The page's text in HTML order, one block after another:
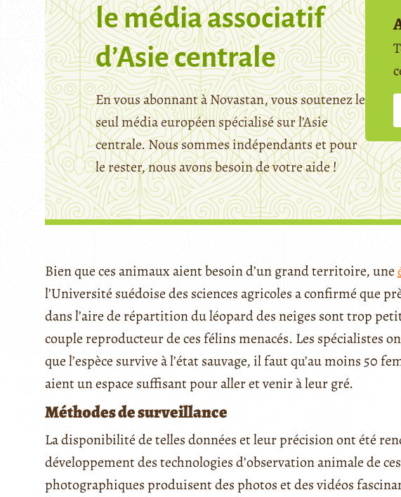
le média associatif
d’Asie centrale
En vous abonnant à Novastan, vous soutenez le
seul média européen spécialisé sur l’Asie
centrale. Nous sommes indépendants et pour
le rester, nous avons besoin de votre aide !
Bien que ces animaux aient besoin d’un grand territoire, une
l’Université suédoise des sciences agricoles a confirmé que
dans l’aire de répartition du léopard des neiges sont trop
couple reproducteur de ces félins menacés. Les spécialistes
que l’espèce survive à l’état sauvage, il faut qu’au moins 50
aient un espace suffisant pour aller et venir à leur gré.
Méthodes de surveillance
La disponibilité de telles données et leur précision ont été
développement des technologies d’observation animale de
photographiques produisent des photos et des vidéos